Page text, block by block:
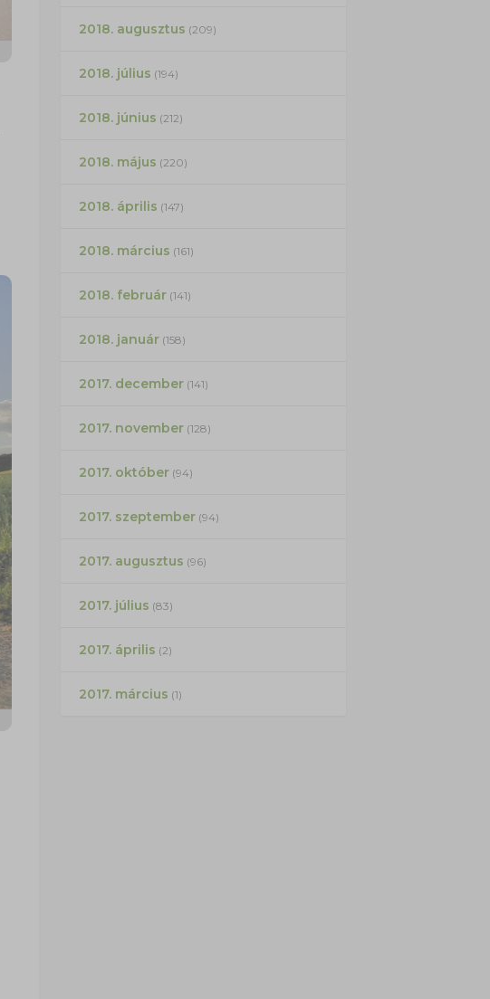
2018. augusztus (209)
2018. július (194)
2018. június (212)
2018. május (220)
2018. április (147)
2018. március (161)
2018. február(141)
2018. január(158)
2017. december(141)
2017. november(128)
2017. október(94)
2017. szeptember(94)
2017. augusztus (96)
2017. július (83)
2017. április (2)
2017. március (1)